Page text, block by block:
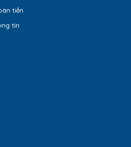
tiền
tin